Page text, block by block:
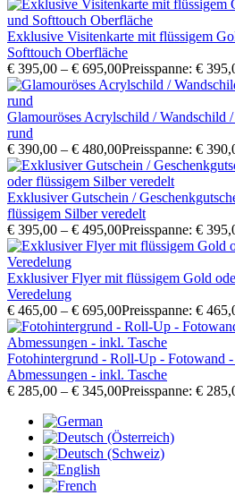
Exklusive Visitenkarte mit flüssigem
Softtouch Oberfläche
€ 395,00 – € 695,00Preisspanne: €
Glamouröses Acrylschild / Wandschild
rund
€ 390,00 – € 480,00Preisspanne: €
Exklusiver Gutschein /
flüssigem Silber veredelt
€ 395,00 – € 495,00Preisspanne: €
Exklusiver Flyer mit flüssigem Gold
Veredelung
€ 465,00 – € 695,00Preisspanne: €
Fotohintergrund - Roll-Up - Fotowand
Abmessungen - inkl. Tasche
€ 285,00 – € 345,00Preisspanne: €